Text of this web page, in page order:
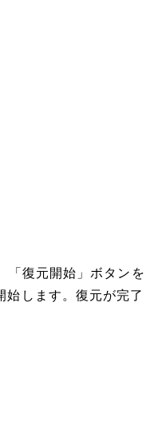
「復元開始」ボタンを
始します。復元が完了